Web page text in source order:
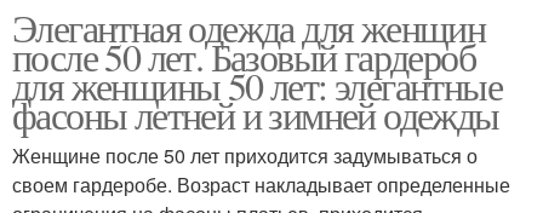
Элегантная одежда для женщин
после 50 лет. Базовый гардероб
для женщины 50 лет: элегантные
фасоны летней и зимней одежды
Женщине после 50 лет приходится задумываться о
своем гардеробе. Возраст накладывает определенные